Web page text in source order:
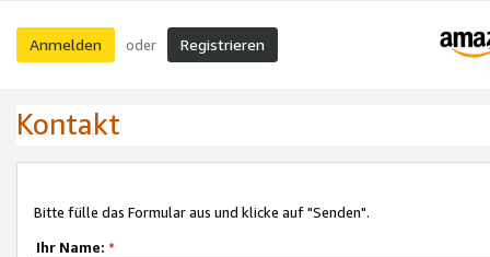
Anmelden oder Registrieren
Kontakt
Bitte fülle das Formular aus und klicke auf "Senden".
Ihr Name: *